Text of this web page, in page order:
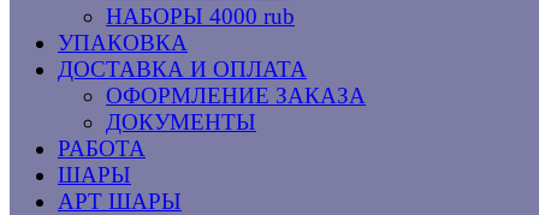
НАБОРЫ 4000 rub
УПАКОВКА
ДОСТАВКА И ОПЛАТА
ОФОРМЛЕНИЕ ЗАКАЗА
ДОКУМЕНТЫ
РАБОТА
ШАРЫ
АРТ ШАРЫ